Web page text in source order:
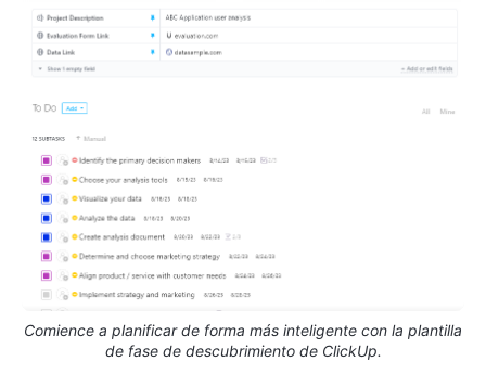
Comience a planificar de forma más inteligente con la plantilla
de fase de descubrimiento de ClickUp.